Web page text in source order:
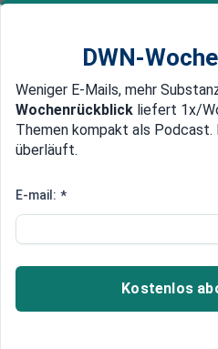
Newsticker MEIN DWN:
Edelmetalle DWN-
Regierung
Eine Institution, von der
Ohne ein verbessertes
DWN-
Weniger E-Mails, mehr
Wochenrückblick liefert 1x/
Themen kompakt als
überläuft.
E-mail: *
Kostenlos